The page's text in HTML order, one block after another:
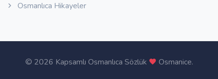
Osmanlıca Hikayeler
© 2026 Kapsamlı Osmanlıca Sözlük Osmanice.